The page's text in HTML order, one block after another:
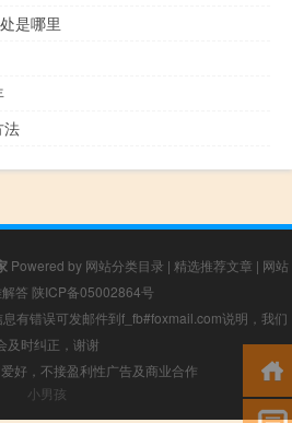
是哪里
法
Powered by 网站分类目录 | 精选推荐文章 | 网站
答 陕ICP备05002864号
有错误可发邮件到f_fb#foxmail.com说明，我们
及时纠正，谢谢
好，不接盈利性广告及商业合作
小男孩